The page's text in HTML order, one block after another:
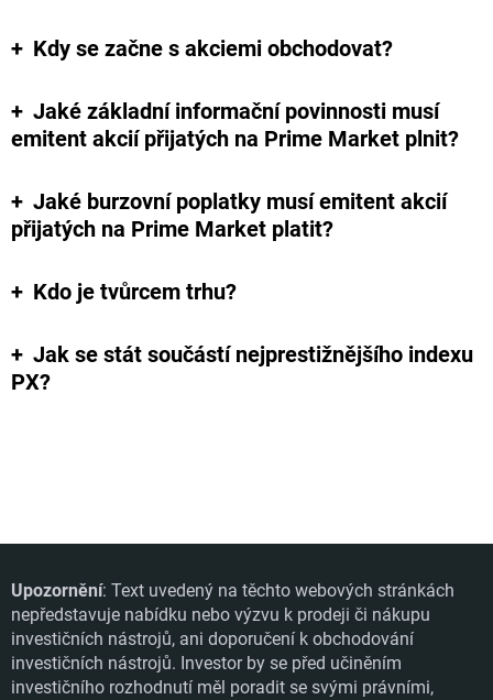
Kdy se začne s akciemi obchodovat?
Jaké základní informační povinnosti musí
emitent akcií přijatých na Prime Market plnit?
Jaké burzovní poplatky musí emitent akcií
přijatých na Prime Market platit?
Kdo je tvůrcem trhu?
Jak se stát součástí nejprestižnějšího indexu
PX?
Upozornění: Text uvedený na těchto webových stránkách
nepředstavuje nabídku nebo výzvu k prodeji či nákupu
investičních nástrojů, ani doporučení k obchodování
investičních nástrojů. Investor by se před učiněním
investičního rozhodnutí měl poradit se svými právními,